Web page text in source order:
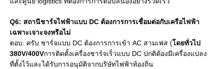
Q6: สถานีชาร์จไฟฟ้าแบบ DC ต้องการการเชื่อมต่อกับเครือไฟฟ้า
เฉพาะเจาะจงหรือไม่
ตอบ: ครับ ชาร์จแบบ DC ต้องการการเข้า AC สามเฟส (โดยทั่วไป
380V/400Vการติดตั้งเครื่องชาร์จเร็วแบบ DC ปกติต้องมีเครื่องแปลง
ที่ตั้งไว้และได้รับการอนุมัติจากบริษัทไฟฟ้าท้องถิ่น